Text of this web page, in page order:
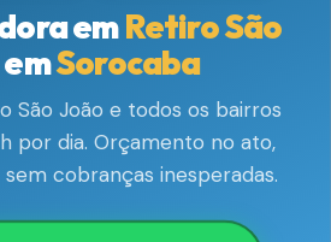
emRetiro São
emSorocaba
São João e todos os bairros
por dia. Orçamento no ato,
cobranças inesperadas.